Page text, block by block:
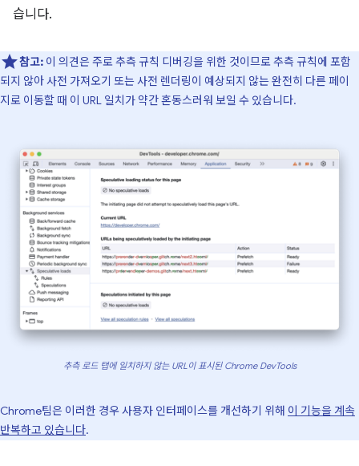
습니다.
참고: 이 의견은 주로 추측 규칙 디버깅을 위한 것이므로 추측 규칙에 포함
되지 않아 사전 가져오기 또는 사전 렌더링이 예상되지 않는 완전히 다른 페이
지로 이동할 때 이 URL 일치가 약간 혼동스러워 보일 수 있습니다.
추측 로드 탭에 일치하지 않는 URL이 표시된 Chrome DevTools
Chrome팀은 이러한 경우 사용자 인터페이스를 개선하기 위해 이 기능을 계속
반복하고 있습니다.